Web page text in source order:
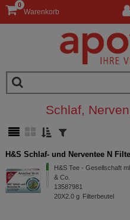
Warenkorb
0
Schlaf,
H&S Schlaf- und Nerventee N
H&S Tee - Gesellschaft
& Co.
13587981
20X2.0 g Filterbeutel